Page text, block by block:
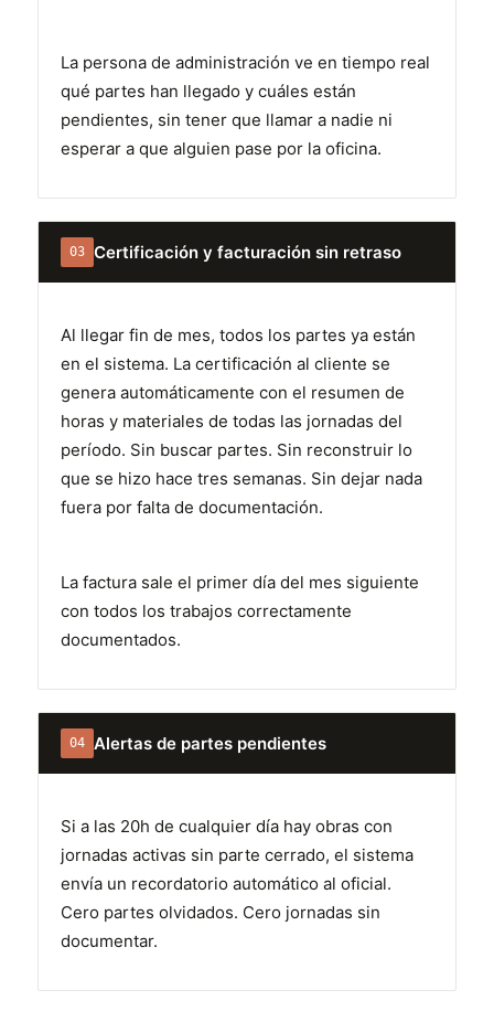
La persona de administración ve en tiempo real
qué partes han llegado y cuáles están
pendientes, sin tener que llamar a nadie ni
esperar a que alguien pase por la oficina.
03 Certificación y facturación sin retraso
Al llegar fin de mes, todos los partes ya están
en el sistema. La certificación al cliente se
genera automáticamente con el resumen de
horas y materiales de todas las jornadas del
período. Sin buscar partes. Sin reconstruir lo
que se hizo hace tres semanas. Sin dejar nada
fuera por falta de documentación.
La factura sale el primer día del mes siguiente
con todos los trabajos correctamente
documentados.
04 Alertas de partes pendientes
Si a las 20h de cualquier día hay obras con
jornadas activas sin parte cerrado, el sistema
envía un recordatorio automático al oficial.
Cero partes olvidados. Cero jornadas sin
documentar.